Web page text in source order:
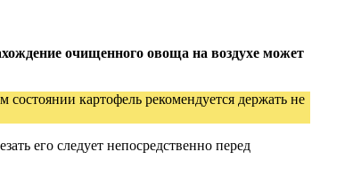
очищенного овоща на воздухе может
картофель рекомендуется держать не
его следует непосредственно перед